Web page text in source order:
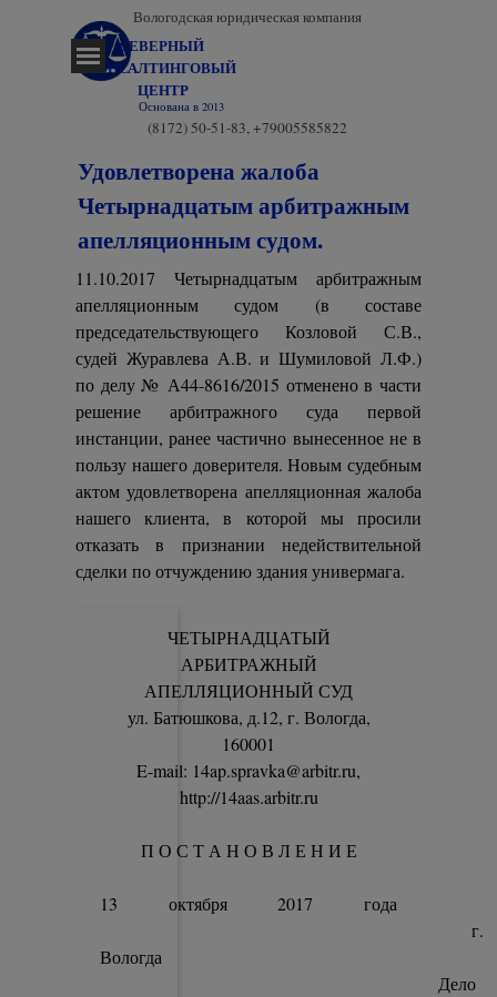
Перейти к контенту
СЕВЕРНЫЙ
КОНСАЛТИНГОВЫЙ
ЦЕНТР
Вологодская юридическая компания
(8172) 50-51-83, +79005585822
Основана в 2013
Пропустить меню
Удовлетворена жалоба
Четырнадцатым арбитражным
апелляционным судом.
11.10.2017 Четырнадцатым арбитражным
апелляционным судом (в составе
председательствующего Козловой С.В.,
судей Журавлева А.В. и Шумиловой Л.Ф.)
по делу № А44-8616/2015 отменено в части
решение арбитражного суда первой
инстанции, ранее частично вынесенное не в
пользу нашего доверителя. Новым судебным
актом удовлетворена апелляционная жалоба
нашего клиента, в которой мы просили
отказать в признании недействительной
сделки по отчуждению здания универмага.
ЧЕТЫРНАДЦАТЫЙ
АРБИТРАЖНЫЙ
АПЕЛЛЯЦИОННЫЙ СУД
ул. Батюшкова, д.12, г. Вологда,
160001
E-mail: 14ap.spravka@arbitr.ru,
http://14aas.arbitr.ru
П О С Т А Н О В Л Е Н И Е
13 октября 2017 года
г.
Вологда
Дело